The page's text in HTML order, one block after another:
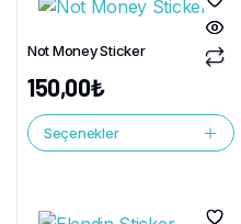
Not Money Sticker
150,00₺
Seçenekler